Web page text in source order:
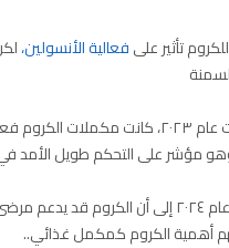
للكروم تأثير علىفعالية الأنسولين،
فعالة في
كما تشير مراجعة أجريت عام ٢٠٢٤
أهمية الكروم كمكمل غذائي..